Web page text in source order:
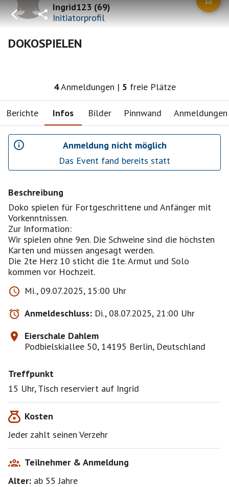
Ingrid123(69)
Initiatorprofil
DOKOSPIELEN
4Anmeldungen | 5 freie Plätze
Berichte Infos Bilder Pinnwand Anmeldungen
Anmeldung nicht möglich
Das Event fand bereits statt
Beschreibung
Doko spielen für Fortgeschrittene und Anfänger mit
Vorkenntnissen.
Zur Information:
Wir spielen ohne 9en. Die Schweine sind die höchsten
Karten und müssen angesagt werden.
Die 2te Herz 10 sticht die 1te. Armut und Solo
Mi., 09.07.2025, 15:00 Uhr
Anmeldeschluss: Di., 08.07.2025, 21:00 Uhr
Eierschale Dahlem
Podbielskiallee 50, 14195 Berlin, Deutschland
Treffpunkt
15 Uhr, Tisch reserviert auf Ingrid
Kosten
Jeder zahlt seinen Verzehr
Teilnehmer & Anmeldung
Alter: ab 55Jahre